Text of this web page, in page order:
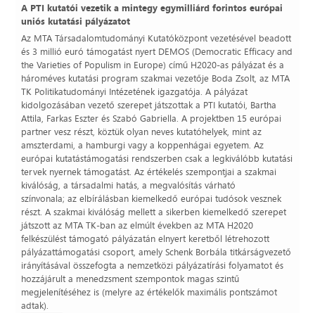
A PTI kutatói vezetik a mintegy egymilliárd forintos európai
uniós kutatási pályázatot
Az MTA Társadalomtudományi Kutatóközpont vezetésével beadott
és 3 millió euró támogatást nyert DEMOS (Democratic Efficacy and
the Varieties of Populism in Europe) című H2020-as pályázat és a
hároméves kutatási program szakmai vezetője Boda Zsolt, az MTA
TK Politikatudományi Intézetének igazgatója. A pályázat
kidolgozásában vezető szerepet játszottak a PTI kutatói, Bartha
Attila, Farkas Eszter és Szabó Gabriella. A projektben 15 európai
partner vesz részt, köztük olyan neves kutatóhelyek, mint az
amszterdami, a hamburgi vagy a koppenhágai egyetem. Az
európai kutatástámogatási rendszerben csak a legkiválóbb kutatási
tervek nyernek támogatást. Az értékelés szempontjai a szakmai
kiválóság, a társadalmi hatás, a megvalósítás várható
színvonala; az elbírálásban kiemelkedő európai tudósok vesznek
részt. A szakmai kiválóság mellett a sikerben kiemelkedő szerepet
játszott az MTA TK-ban az elmúlt években az MTA H2020
felkészülést támogató pályázatán elnyert keretből létrehozott
pályázattámogatási csoport, amely Schenk Borbála titkárságvezető
irányításával összefogta a nemzetközi pályázatírási folyamatot és
hozzájárult a menedzsment szempontok magas szintű
megjelenítéséhez is (melyre az értékelők maximális pontszámot
adtak).